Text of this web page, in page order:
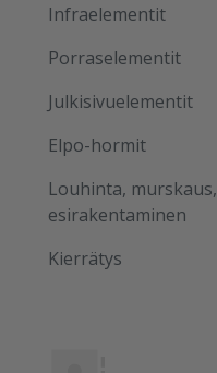
Infraelementit
Porraselementit
Julkisivuelementit
Elpo-hormit
Louhinta, murskaus,
esirakentaminen
Kierrätys